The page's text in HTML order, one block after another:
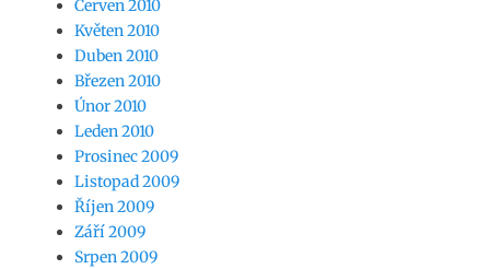
Červen 2010
Květen 2010
Duben 2010
Březen 2010
Únor 2010
Leden 2010
Prosinec 2009
Listopad 2009
Říjen 2009
Září 2009
Srpen 2009